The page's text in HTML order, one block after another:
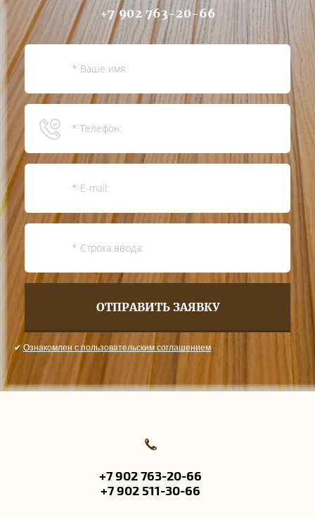
+7 902 763-20-66
ОТПРАВИТЬ ЗАЯВКУ
✔ Ознакомлен с пользовательским соглашением
+7 902 763-20-66
+7 902 511-30-66